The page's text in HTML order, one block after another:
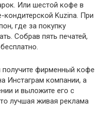
Или шестой кофе в
кондитерской Kuzina. При
где за покупку
Собрав пять печатей,
фирменный кофе
Инстаграм компании, а
и выложите его с
лучшая живая реклама